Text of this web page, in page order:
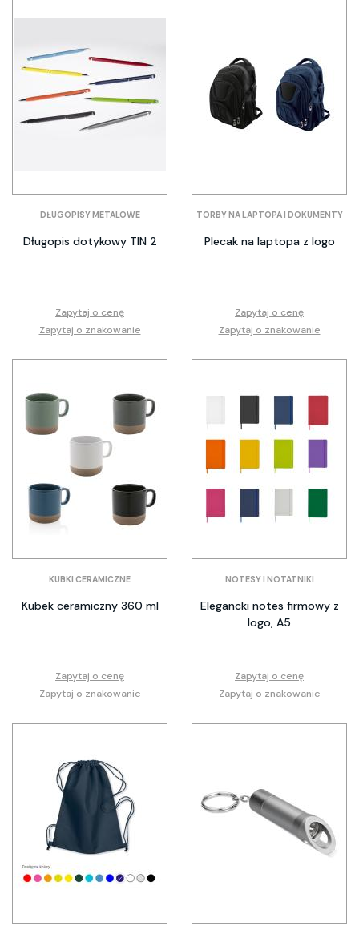
DŁUGOPISY METALOWE
Długopis dotykowy TIN 2
Zapytaj o cenę
Zapytaj o znakowanie
TORBY NA LAPTOPA I DOKUMENTY
Plecak na laptopa z logo
Zapytaj o cenę
Zapytaj o znakowanie
KUBKI CERAMICZNE
Kubek ceramiczny 360 ml
Zapytaj o cenę
Zapytaj o znakowanie
NOTESY I NOTATNIKI
Elegancki notes firmowy z
logo, A5
Zapytaj o cenę
Zapytaj o znakowanie